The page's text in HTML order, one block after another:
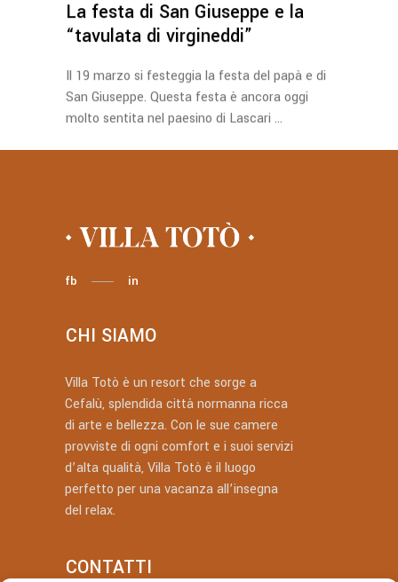
La festa di San Giuseppe e la
“tavulata di virgineddi”
Il 19 marzo si festeggia la festa del papà e di
San Giuseppe. Questa festa è ancora oggi
molto sentita nel paesino di Lascari
fb in
CHI SIAMO
Villa Totò è un resort che sorge a
Cefalù, splendida città normanna ricca
di arte e bellezza. Con le sue camere
provviste di ogni comfort e i suoi servizi
d’alta qualità, Villa Totò è il luogo
perfetto per una vacanza all’insegna
del relax.
CONTATTI